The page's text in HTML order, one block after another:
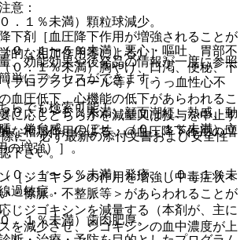
意：
下剤［血圧降下作用が増強されることが
的な相加作用等による）］。
プロプラノロール等）［うっ血性心不
血圧低下、心機能の低下があらわれるこ
に応じどちらかを減量又は投与を中止す
な相加作用による：@血圧降下作用の増
増強）］。
［ジゴキシンの作用を増強し中毒症状＜
・徐脈・不整脈等＞があらわれることが
じジゴキシンを減量する（本剤が、主に
を減少させ、ジゴキシンの血中濃度が上
．１％未満）顆粒球減少。
０．１〜５％未満）悪心・嘔吐、胃部不
０．１％未満）胸やけ、口渇、便秘、下
０．１〜５％未満）顔面潮紅、熱感、動
、倦怠感、のぼせ、（０．１％未満）立
０．１〜５％未満）発疹、（０．１％未
過敏症。
１％未満）歯肉肥厚。
、効能効果や後発品の情報が一度に参照
単にアクセスができます。
らでも検索可能！
に、必ず最新の添付文書および安全性
下さい。